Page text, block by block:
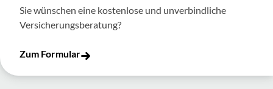
Sie wünschen eine kostenlose und unverbindliche
Versicherungsberatung?
Zum Formular